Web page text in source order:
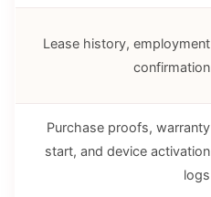
Lease history, employment
confirmation
Purchase proofs, warranty
start, and device activation
logs